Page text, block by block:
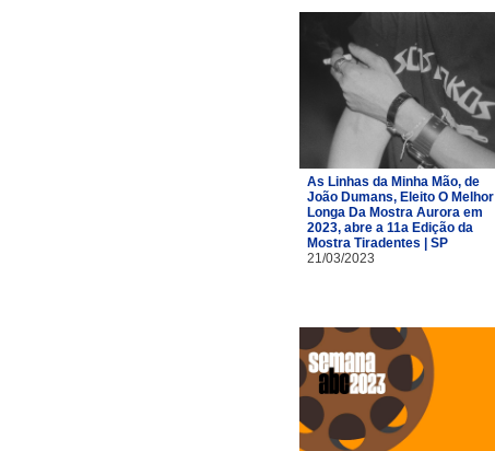
As Linhas da Minha Mão, de
João Dumans, Eleito O Melhor
Longa Da Mostra Aurora em
2023, abre a 11a Edição da
Mostra Tiradentes | SP
21/03/2023